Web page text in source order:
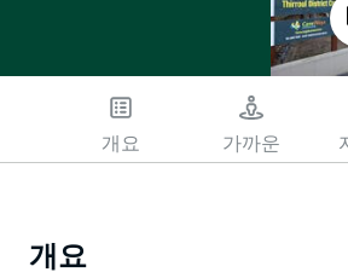
개요 가까운
개요